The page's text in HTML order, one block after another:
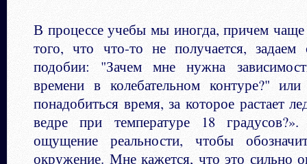
В процессе учебы мы иногда, причем чаще
того, что что-то не получается,
подобии: "Зачем мне нужна
времени в колебательном контуре?"
понадобиться время, за которое растает
ведре при температуре 18
ощущение реальности, чтобы
окружение. Мне кажется, что это сильно